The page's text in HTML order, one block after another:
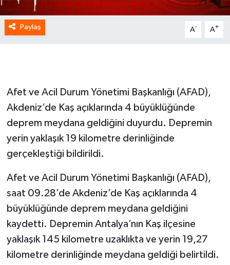
Paylaş A- A+
Afet ve Acil Durum Yönetimi Başkanlığı (AFAD),
Akdeniz’de Kaş açıklarında 4 büyüklüğünde
deprem meydana geldiğini duyurdu. Depremin
yerin yaklaşık 19 kilometre derinliğinde
gerçekleştiği bildirildi.
Afet ve Acil Durum Yönetimi Başkanlığı (AFAD),
saat 09.28’de Akdeniz’de Kaş açıklarında 4
büyüklüğünde deprem meydana geldiğini
kaydetti. Depremin Antalya’nın Kaş ilçesine
yaklaşık 145 kilometre uzaklıkta ve yerin 19,27
kilometre derinliğinde meydana geldiği belirtildi.